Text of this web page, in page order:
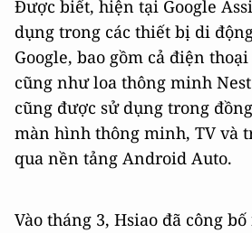
Được biết, hiện tại Google
dụng trong các thiết bị di
Google, bao gồm cả điện
cũng như loa thông minh
cũng được sử dụng trong
màn hình thông minh, TV và
qua nền tảng Android Auto.
Vào tháng 3, Hsiao đã công